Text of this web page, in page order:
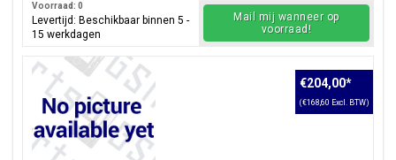
Voorraad: 0
Levertijd: Beschikbaar binnen 5 -
15 werkdagen
Mail mij wanneer op
voorraad!
€204,00*
(€168,60 Excl. BTW)